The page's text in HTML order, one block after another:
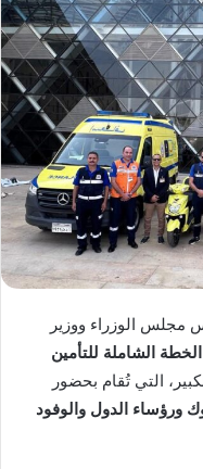
مجلس الوزراء ووزير
الخطة الشاملة للتأمين
التي تُقام بحضور
ورؤساء الدول والوفود